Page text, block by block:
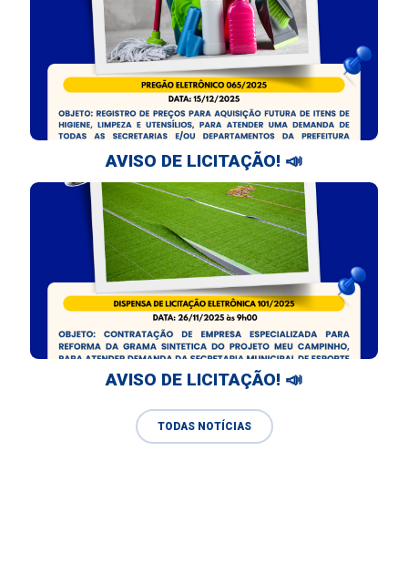
AVISO DE LICITAÇÃO! 📣
AVISO DE LICITAÇÃO! 📣
TODAS NOTÍCIAS